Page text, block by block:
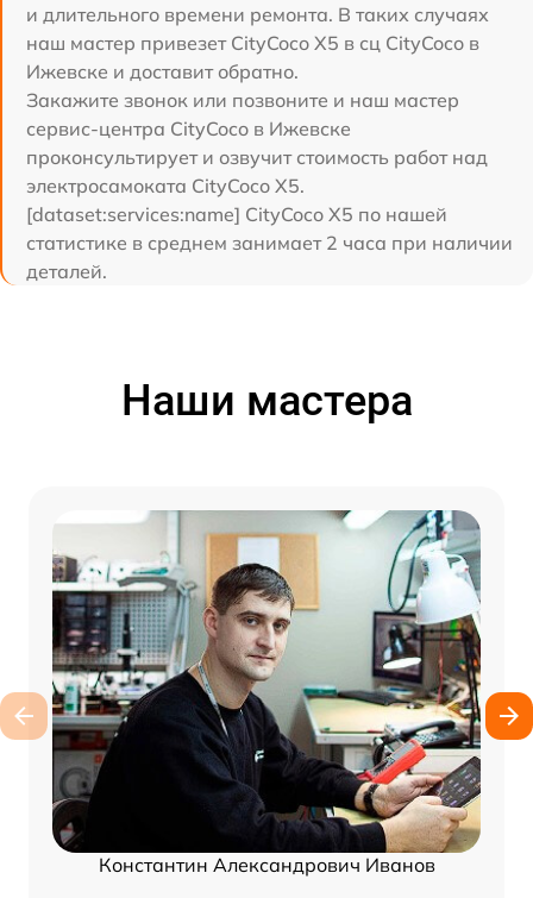
и длительного времени ремонта. В таких случаях
наш мастер привезет CityCoco X5 в сц CityCoco в
Ижевске и доставит обратно.
Закажите звонок или позвоните и наш мастер
сервис-центра CityCoco в Ижевске
проконсультирует и озвучит стоимость работ над
электросамоката CityCoco X5.
[dataset:services:name] CityCoco X5 по нашей
статистике в среднем занимает 2 часа при наличии
деталей.
Наши мастера
Константин Александрович Иванов